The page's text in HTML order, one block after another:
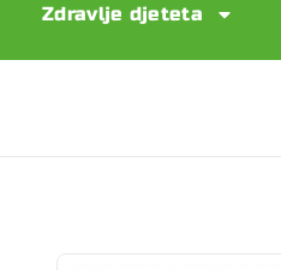
Zdravlje djeteta